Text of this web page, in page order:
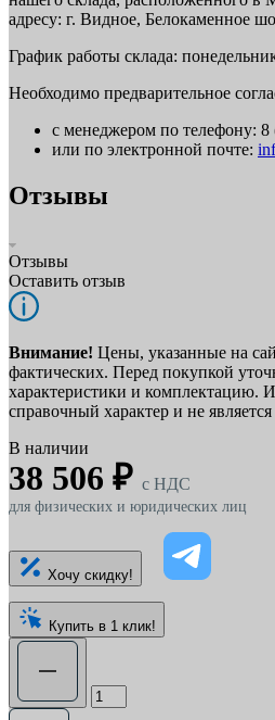
адресу: г. Видное, Белокаменное
График работы склада:
Необходимо предварительное
с менеджером по телефону: 8
или по электронной почте:
Отзывы
Отзывы
Оставить отзыв
Внимание! Цены, указанные на
фактических. Перед покупкой
характеристики и комплектацию.
справочный характер и не
В наличии
38 506 ₽ c НДС
для физических и юридических лиц
Хочу скидку!
Купить в 1 клик!